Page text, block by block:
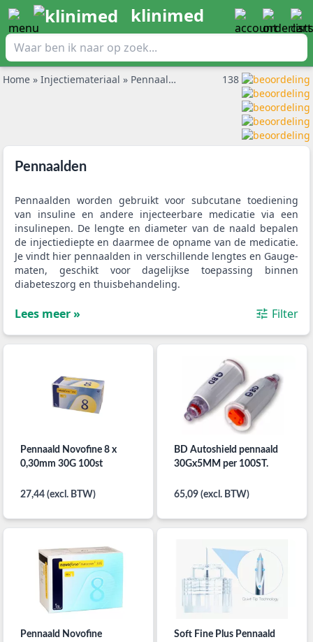
klinimed
Home » Injectiemateriaal » Pennaalden 138
Pennaalden
Pennaalden worden gebruikt voor subcutane toediening
van insuline en andere injecteerbare medicatie via een
insulinepen. De lengte en diameter van de naald bepalen
de injectiediepte en daarmee de opname van de medicatie.
Je vindt hier pennaalden in verschillende lengtes en Gauge-
maten, geschikt voor dagelijkse toepassing binnen
diabeteszorg en thuisbehandeling.
Lees meer » Filter
Pennaald Novofine 8 x
0,30mm 30G 100st
27,44 (excl. BTW)
BD Autoshield pennaald
30Gx5MM per 100ST.
65,09 (excl. BTW)
Pennaald Novofine
Soft Fine Plus Pennaald